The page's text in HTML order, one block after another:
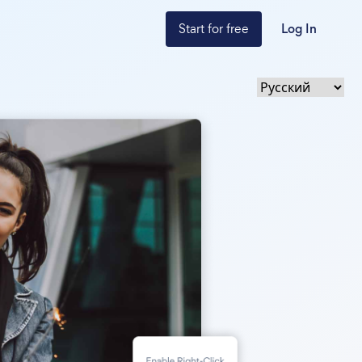
Start for free Log In